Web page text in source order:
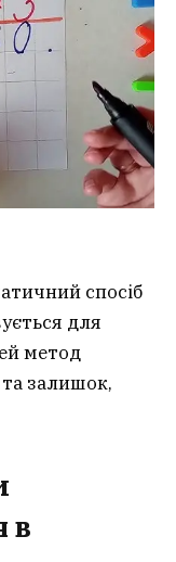
спосіб
для
метод
залишок,
в